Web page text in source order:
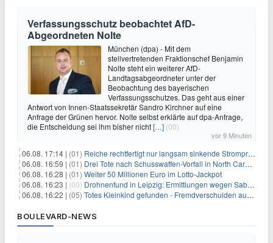
Verfassungsschutz beobachtet AfD-
Abgeordneten Nolte
München (dpa) - Mit dem
stellvertretenden Fraktionschef Benjamin
Nolte steht ein weiterer AfD-
Landtagsabgeordneter unter der
Beobachtung des bayerischen
Verfassungsschutzes. Das geht aus einer
Antwort von Innen-Staatssekretär Sandro Kirchner auf eine
Anfrage der Grünen hervor. Nolte selbst erklärte auf dpa-Anfrage,
die Entscheidung sei ihm bisher nicht[…] (00)
vor 9 Minuten
06.08. 17:14 | (01) Reiche rechtfertigt nur langsam sinkende Strompreise
06.08. 16:59 | (01) Drei Tote nach Schusswaffen-Vorfall in North Carolina
06.08. 16:28 | (01) Weiter 50 Millionen Euro im Lotto-Jackpot
06.08. 16:23 | (00) Drohnenfund in Leipzig: Ermittlungen wegen Sabotage und Spionage
06.08. 16:22 | (05) Totes Kleinkind gefunden - Fremdverschulden ausgeschlossen
BOULEVARD-NEWS